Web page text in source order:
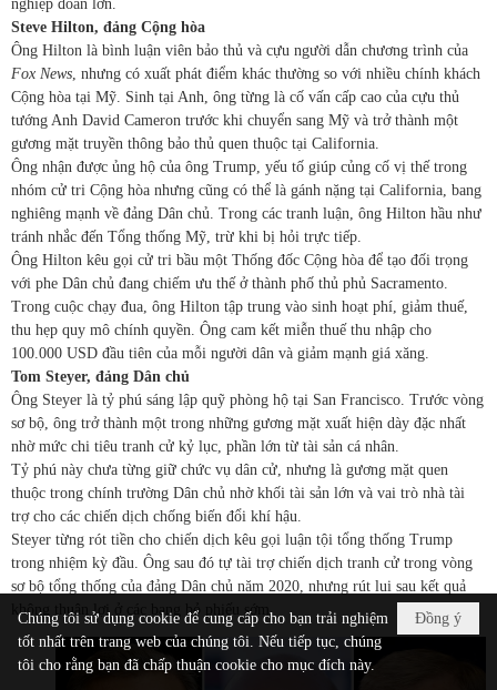
nghiệp đoàn lớn.
Steve Hilton, đảng Cộng hòa
Ông Hilton là bình luận viên bảo thủ và cựu người dẫn chương trình của
Fox News , nhưng có xuất phát điểm khác thường so với nhiều chính khách
Cộng hòa tại Mỹ. Sinh tại Anh, ông từng là cố vấn cấp cao của cựu thủ
tướng Anh David Cameron trước khi chuyển sang Mỹ và trở thành một
gương mặt truyền thông bảo thủ quen thuộc tại California.
Ông nhận được ủng hộ của ông Trump, yếu tố giúp củng cố vị thế trong
nhóm cử tri Cộng hòa nhưng cũng có thể là gánh nặng tại California, bang
nghiêng mạnh về đảng Dân chủ. Trong các tranh luận, ông Hilton hầu như
tránh nhắc đến Tổng thống Mỹ, trừ khi bị hỏi trực tiếp.
Ông Hilton kêu gọi cử tri bầu một Thống đốc Cộng hòa để tạo đối trọng
với phe Dân chủ đang chiếm ưu thế ở thành phố thủ phủ Sacramento.
Trong cuộc chạy đua, ông Hilton tập trung vào sinh hoạt phí, giảm thuế,
thu hẹp quy mô chính quyền. Ông cam kết miễn thuế thu nhập cho
100.000 USD đầu tiên của mỗi người dân và giảm mạnh giá xăng.
Tom Steyer, đảng Dân chủ
Ông Steyer là tỷ phú sáng lập quỹ phòng hộ tại San Francisco. Trước vòng
sơ bộ, ông trở thành một trong những gương mặt xuất hiện dày đặc nhất
nhờ mức chi tiêu tranh cử kỷ lục, phần lớn từ tài sản cá nhân.
Tỷ phú này chưa từng giữ chức vụ dân cử, nhưng là gương mặt quen
thuộc trong chính trường Dân chủ nhờ khối tài sản lớn và vai trò nhà tài
trợ cho các chiến dịch chống biến đổi khí hậu.
Steyer từng rót tiền cho chiến dịch kêu gọi luận tội tổng thống Trump
trong nhiệm kỳ đầu. Ông sau đó tự tài trợ chiến dịch tranh cử trong vòng
sơ bộ tổng thống của đảng Dân chủ năm 2020, nhưng rút lui sau kết quả
không thuận lợi ở các bang bỏ phiếu sớm.
Đồng ý
Chúng tôi sử dụng cookie để cung cấp cho bạn trải nghiệm
tốt nhất trên trang web của chúng tôi. Nếu tiếp tục, chúng
tôi cho rằng bạn đã chấp thuận cookie cho mục đích này.